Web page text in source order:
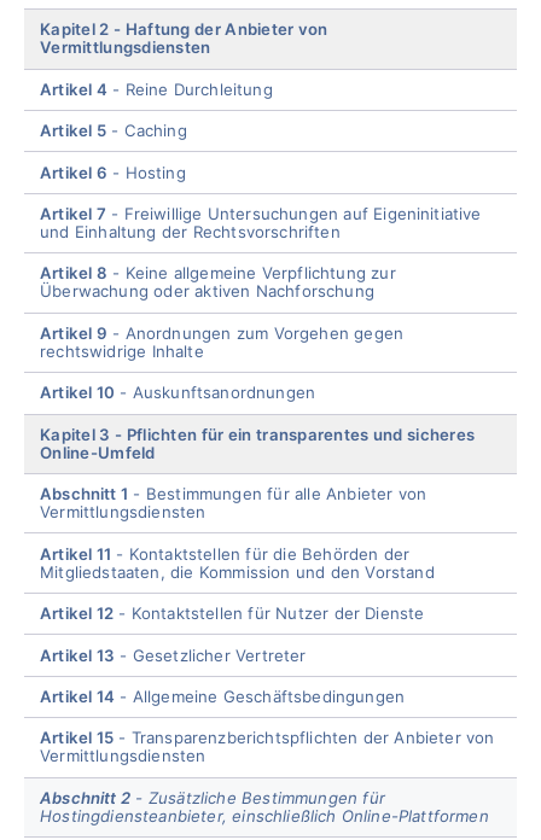
Kapitel 2
Haftung der Anbieter von
Vermittlungsdiensten
Artikel 4 Reine Durchleitung
Artikel 5 Caching
Artikel 6 Hosting
Artikel 7
Freiwillige Untersuchungen auf Eigeninitiative
und Einhaltung der Rechtsvorschriften
Artikel 8
Keine allgemeine Verpflichtung zur
Überwachung oder aktiven Nachforschung
Artikel 9
Anordnungen zum Vorgehen gegen
rechtswidrige Inhalte
Artikel 10 Auskunftsanordnungen
Kapitel 3
Pflichten für ein transparentes und sicheres
Online-Umfeld
Abschnitt 1
Bestimmungen für alle Anbieter von
Vermittlungsdiensten
Artikel 11
Kontaktstellen für die Behörden der
Mitgliedstaaten, die Kommission und den Vorstand
Artikel 12 Kontaktstellen für Nutzer der Dienste
Artikel 13 Gesetzlicher Vertreter
Artikel 14 Allgemeine Geschäftsbedingungen
Artikel 15
Transparenzberichtspflichten der Anbieter von
Vermittlungsdiensten
Abschnitt 2
Zusätzliche Bestimmungen für
Hostingdiensteanbieter, einschließlich Online-Plattformen